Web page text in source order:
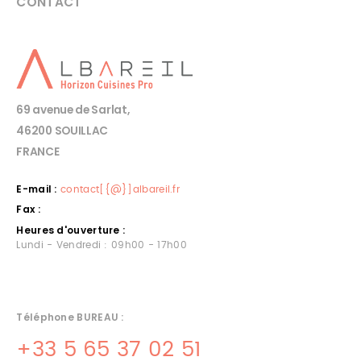
69 avenue de Sarlat,
46200 SOUILLAC
FRANCE
E-mail : contact[{@}]albareil.fr
Fax :
Heures d'ouverture :
Lundi - Vendredi : 09h00 - 17h00
Téléphone BUREAU :
+33 5 65 37 02 51